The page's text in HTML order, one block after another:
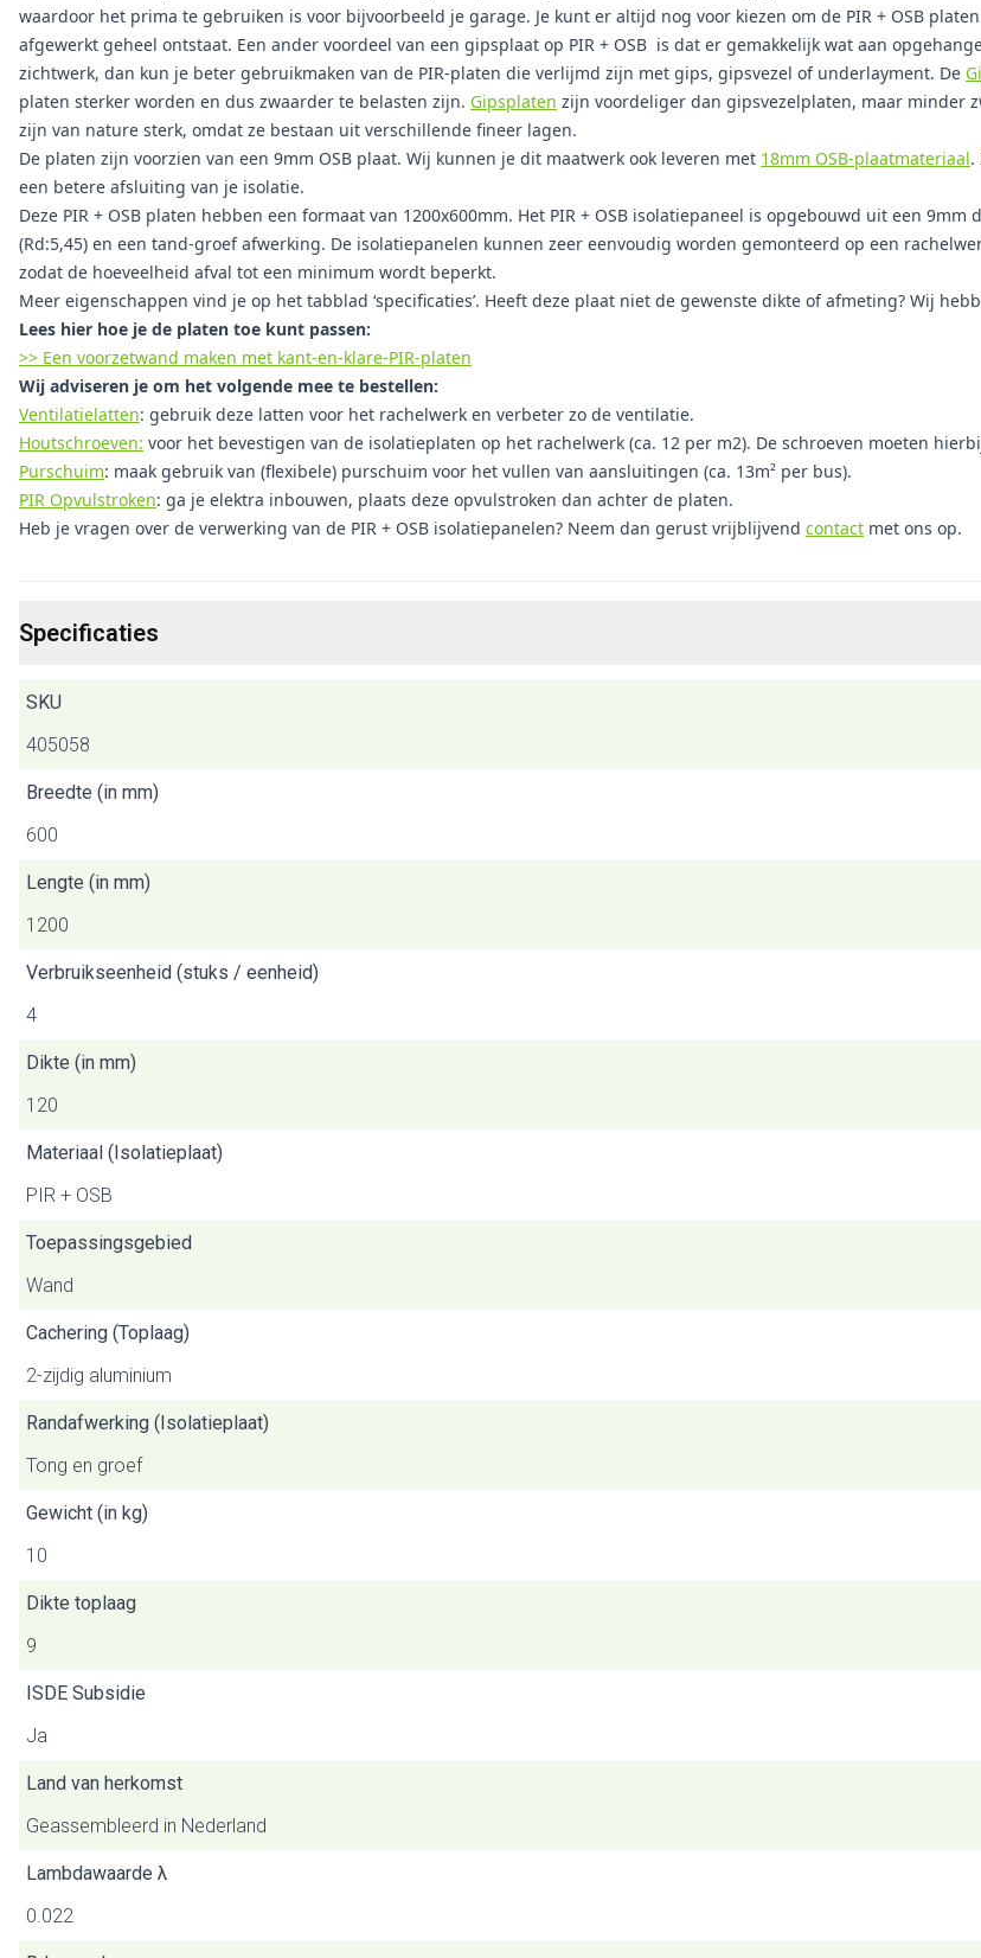
waardoor het prima te gebruiken is voor bijvoorbeeld je garage. Je kunt er altijd nog voor kiezen om de PIR + OSB
afgewerkt geheel ontstaat. Een ander voordeel van een gipsplaat op PIR + OSB is dat er gemakkelijk wat aan
zichtwerk, dan kun je beter gebruikmaken van de PIR-platen die verlijmd zijn met gips, gipsvezel of underlayment. De
platen sterker worden en dus zwaarder te belasten zijn. Gipsplaten zijn voordeliger dan gipsvezelplaten, maar minder
zijn van nature sterk, omdat ze bestaan uit verschillende fineer lagen.
De platen zijn voorzien van een 9mm OSB plaat. Wij kunnen je dit maatwerk ook leveren met 18mm OSB-plaatmateriaal.
een betere afsluiting van je isolatie.
Deze PIR + OSB platen hebben een formaat van 1200x600mm. Het PIR + OSB isolatiepaneel is opgebouwd uit een
(Rd:5,45) en een tand-groef afwerking. De isolatiepanelen kunnen zeer eenvoudig worden gemonteerd op een
zodat de hoeveelheid afval tot een minimum wordt beperkt.
Meer eigenschappen vind je op het tabblad ‘specificaties’. Heeft deze plaat niet de gewenste dikte of afmeting? Wij
Lees hier hoe je de platen toe kunt passen:
>> Een voorzetwand maken met kant-en-klare-PIR-platen
Wij adviseren je om het volgende mee te bestellen:
Ventilatielatten: gebruik deze latten voor het rachelwerk en verbeter zo de ventilatie.
Houtschroeven: voor het bevestigen van de isolatieplaten op het rachelwerk (ca. 12 per m2). De schroeven moeten
Purschuim: maak gebruik van (flexibele) purschuim voor het vullen van aansluitingen (ca. 13m² per bus).
PIR Opvulstroken: ga je elektra inbouwen, plaats deze opvulstroken dan achter de platen.
Heb je vragen over de verwerking van de PIR + OSB isolatiepanelen? Neem dan gerust vrijblijvend contact met ons op.
Specificaties
SKU
405058
Breedte (in mm)
600
Lengte (in mm)
1200
Verbruikseenheid (stuks / eenheid)
4
Dikte (in mm)
120
Materiaal (Isolatieplaat)
PIR + OSB
Toepassingsgebied
Wand
Cachering (Toplaag)
2-zijdig aluminium
Randafwerking (Isolatieplaat)
Tong en groef
Gewicht (in kg)
10
Dikte toplaag
9
ISDE Subsidie
Ja
Land van herkomst
Geassembleerd in Nederland
Lambdawaarde λ
0.022